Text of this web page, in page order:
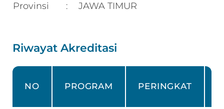
Provinsi
: JAWA TIMUR
Riwayat Akreditasi
NO PROGRAM PERINGKAT